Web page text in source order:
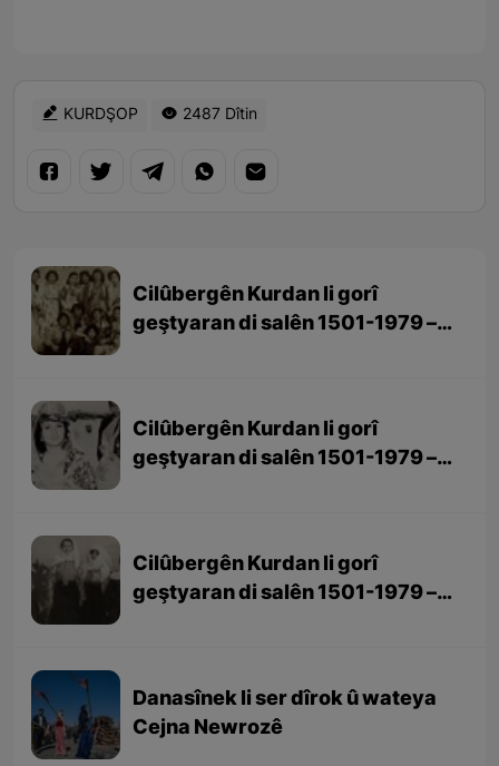
KURDŞOP 2487 Dîtin
Cilûbergên Kurdan li gorî
geştyaran di salên 1501-1979 –
Cilûbergên Kurdan li gorî
geştyaran di salên 1501-1979 –
Cilûbergên Kurdan li gorî
geştyaran di salên 1501-1979 –
Danasînek li ser dîrok û wateya
Cejna Newrozê